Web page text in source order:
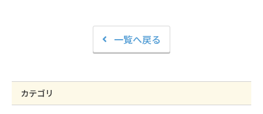
一覧へ戻る
カテゴリ